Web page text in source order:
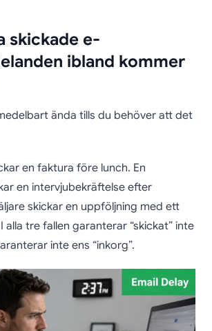
skickade e-
ibland kommer
ända tills du behöver att det
en faktura före lunch. En
en intervjubekräftelse efter
skickar en uppföljning med ett
tre fallen garanterar “skickat” inte
inte ens “inkorg”.